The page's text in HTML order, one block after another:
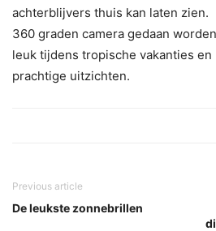
achterblijvers thuis kan laten zien.
360 graden camera gedaan
leuk tijdens tropische vakanties
prachtige uitzichten.
Previous article
De leukste zonnebrillen